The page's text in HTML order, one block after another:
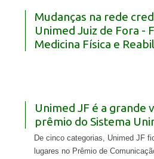
Mudanças na rede
Unimed Juiz de Fora -
Medicina Física e
Unimed JF é a grande
prêmio do Sistema
De cinco categorias, Unimed JF
lugares no Prêmio de